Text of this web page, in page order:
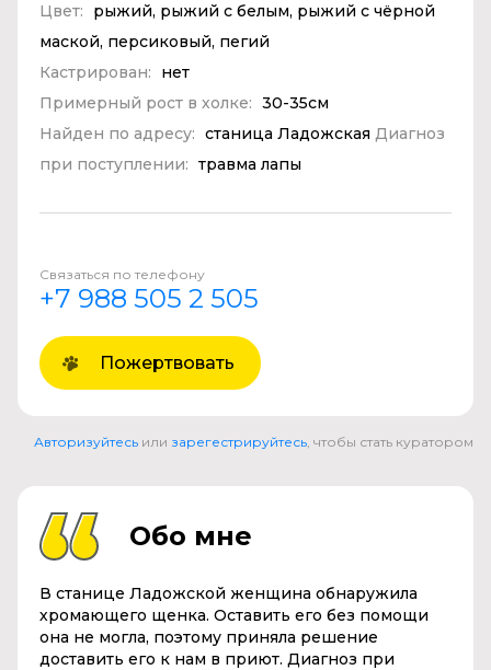
Цвет:
рыжий, рыжий с белым, рыжий с чёрной
маской, персиковый, пегий
Кастрирован:
нет
Примерный рост в холке: 30-35см
Найден по адресу: станица Ладожская Диагноз
при поступлении: травма лапы
Связаться по телефону
+7 988 505 2 505
Пожертвовать
Авторизуйтесь или зарегестрируйтесь, чтобы стать куратором
Обо мне
В станице Ладожской женщина обнаружила
хромающего щенка. Оставить его без помощи
она не могла, поэтому приняла решение
доставить его к нам в приют. Диагноз при